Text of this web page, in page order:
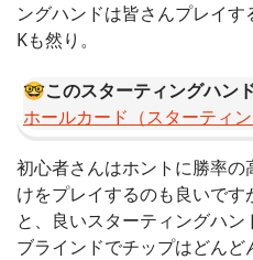
ングハンドは皆さんプレイす
Kも然り。
🤓このスターティングハン
ホールカード（スターティ
初心者さんはホントに勝率
けをプレイするのも良いで
と、良いスターティングハ
ブラインドでチップはどんど